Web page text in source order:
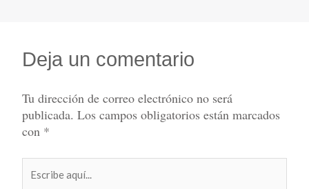
Deja un comentario
Tu dirección de correo electrónico no será
publicada. Los campos obligatorios están marcados
con *
aquí...